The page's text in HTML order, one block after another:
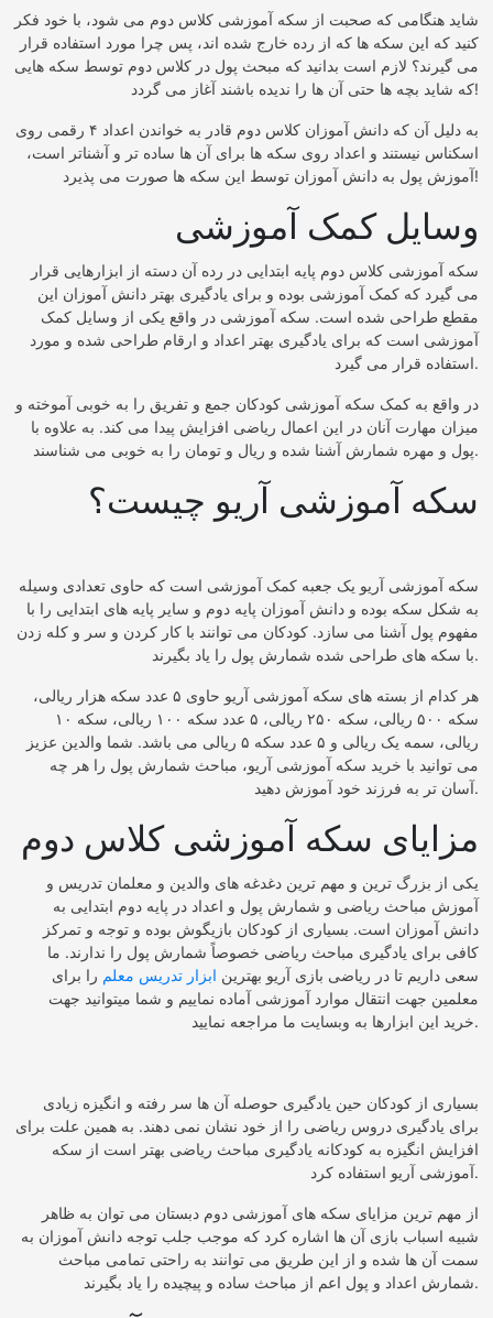
شاید هنگامی که صحبت از سکه آموزشی کلاس دوم می شود، با خود فکر
کنید که این سکه ها که از رده خارج شده اند، پس چرا مورد استفاده قرار
می گیرند؟ لازم است بدانید که مبحث پول در کلاس دوم توسط سکه هایی
که شاید بچه ها حتی آن ها را ندیده باشند آغاز می گردد!
به دلیل آن که دانش آموزان کلاس دوم قادر به خواندن اعداد ۴ رقمی روی
اسکناس نیستند و اعداد روی سکه ها برای آن ها ساده تر و آشناتر است،
آموزش پول به دانش آموزان توسط این سکه ها صورت می پذیرد!
وسایل کمک آموزشی
سکه آموزشی کلاس دوم پایه ابتدایی در رده آن دسته از ابزارهایی قرار
می گیرد که کمک آموزشی بوده و برای یادگیری بهتر دانش آموزان این
مقطع طراحی شده است. سکه آموزشی در واقع یکی از وسایل کمک
آموزشی است که برای یادگیری بهتر اعداد و ارقام طراحی شده و مورد
استفاده قرار می گیرد.
در واقع به کمک سکه آموزشی کودکان جمع و تفریق را به خوبی آموخته و
میزان مهارت آنان در این اعمال ریاضی افزایش پیدا می کند. به علاوه با
پول و مهره شمارش آشنا شده و ریال و تومان را به خوبی می شناسند.
سکه آموزشی آریو چیست؟
سکه آموزشی آریو یک جعبه کمک آموزشی است که حاوی تعدادی وسیله
به شکل سکه بوده و دانش آموزان پایه دوم و سایر پایه های ابتدایی را با
مفهوم پول آشنا می سازد. کودکان می توانند با کار کردن و سر و کله زدن
با سکه های طراحی شده شمارش پول را یاد بگیرند.
هر کدام از بسته های سکه آموزشی آریو حاوی ۵ عدد سکه هزار ریالی،
سکه ۵۰۰ ریالی، سکه ۲۵۰ ریالی، ۵ عدد سکه ۱۰۰ ریالی، سکه ۱۰
ریالی، سمه یک ریالی و ۵ عدد سکه ۵ ریالی می باشد. شما والدین عزیز
می توانید با خرید سکه آموزشی آریو، مباحث شمارش پول را هر چه
آسان تر به فرزند خود آموزش دهید.
مزایای سکه آموزشی کلاس دوم
یکی از بزرگ ترین و مهم ترین دغدغه های والدین و معلمان تدریس و
آموزش مباحث ریاضی و شمارش پول و اعداد در پایه دوم ابتدایی به
دانش آموزان است. بسیاری از کودکان بازیگوش بوده و توجه و تمرکز
کافی برای یادگیری مباحث ریاضی خصوصاً شمارش پول را ندارند. ما
سعی داریم تا در ریاضی بازی آریو بهترین ابزار تدریس معلم را برای
معلمین جهت انتقال موارد آموزشی آماده نماییم و شما میتوانید جهت
خرید این ابزارها به وبسایت ما مراجعه نمایید.
بسیاری از کودکان حین یادگیری حوصله آن ها سر رفته و انگیزه زیادی
برای یادگیری دروس ریاضی را از خود نشان نمی دهند. به همین علت برای
افزایش انگیزه به کودکانه یادگیری مباحث ریاضی بهتر است از سکه
آموزشی آریو استفاده کرد.
از مهم ترین مزایای سکه های آموزشی دوم دبستان می توان به ظاهر
شبیه اسباب بازی آن ها اشاره کرد که موجب جلب توجه دانش آموزان به
سمت آن ها شده و از این طریق می توانند به راحتی تمامی مباحث
شمارش اعداد و پول اعم از مباحث ساده و پیچیده را یاد بگیرند.